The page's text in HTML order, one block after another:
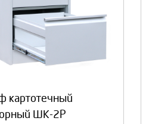
картотечный
ШК-2Р
Выберите количество: